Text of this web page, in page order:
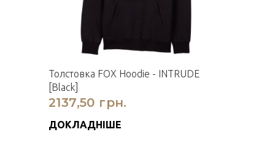
Толстовка FOX Hoodie - INTRUDE
[Black]
2137,50 грн.
ДОКЛАДНІШЕ